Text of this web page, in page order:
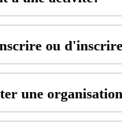
ou d'inscrire
une organisation